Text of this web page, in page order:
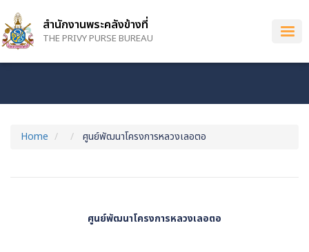
to
main
content
สำนักงานพระคลังข้างที่
THE PRIVY PURSE BUREAU
Home ศูนย์พัฒนาโครงการหลวงเลอตอ
ศูนย์พัฒนาโครงการหลวงเลอตอ